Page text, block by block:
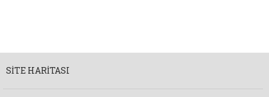
SITE HARITASI